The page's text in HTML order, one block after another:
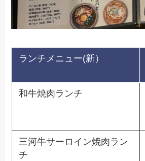
ランチメニュー(新）
和牛焼肉ランチ
三河牛サーロイン焼肉ラン
チ